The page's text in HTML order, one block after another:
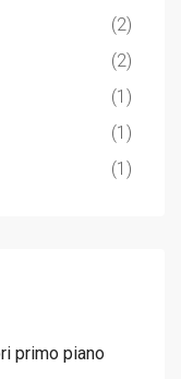
(2)
(2)
(1)
(1)
(1)
primo piano